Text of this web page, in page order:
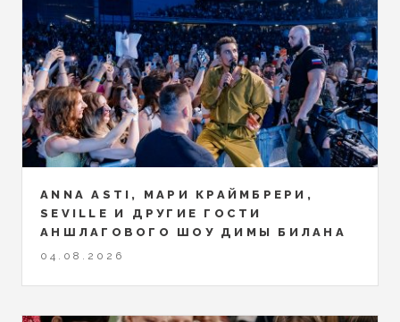
ANNA ASTI, МАРИ КРАЙМБРЕРИ,
SEVILLE И ДРУГИЕ ГОСТИ
АНШЛАГОВОГО ШОУ ДИМЫ БИЛАНА
04.08.2026